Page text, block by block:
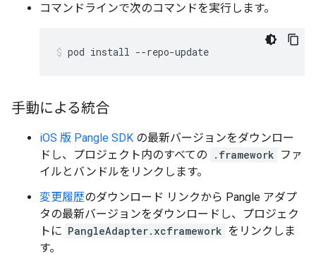
コマンドラインで次のコマンドを実行します。
pod install --repo-update
手動による統合
iOS 版 Pangle SDK の最新バージョンをダウンロー
ドし、プロジェクト内のすべての
.framework ファ
イルとバンドルをリンクします。
変更履歴のダウンロード リンクから Pangle アダプ
タの最新バージョンをダウンロードし、プロジェク
トに PangleAdapter.xcframework をリンクしま
す。